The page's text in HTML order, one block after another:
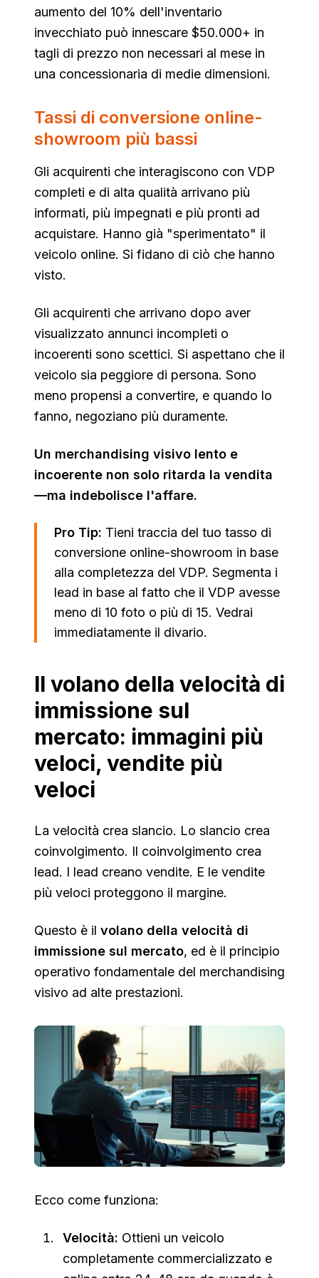
aumento del 10% dell'inventario
invecchiato può innescare $50.000+ in
tagli di prezzo non necessari al mese in
una concessionaria di medie dimensioni.
Tassi di conversione online-
showroom più bassi
Gli acquirenti che interagiscono con VDP
completi e di alta qualità arrivano più
informati, più impegnati e più pronti ad
acquistare. Hanno già "sperimentato" il
veicolo online. Si fidano di ciò che hanno
visto.
Gli acquirenti che arrivano dopo aver
visualizzato annunci incompleti o
incoerenti sono scettici. Si aspettano che il
veicolo sia peggiore di persona. Sono
meno propensi a convertire, e quando lo
fanno, negoziano più duramente.
Un merchandising visivo lento e
incoerente non solo ritarda la vendita
—ma indebolisce l'affare.
Pro Tip: Tieni traccia del tuo tasso di
conversione online-showroom in base
alla completezza del VDP. Segmenta i
lead in base al fatto che il VDP avesse
meno di 10 foto o più di 15. Vedrai
immediatamente il divario.
Il volano della velocità di
immissione sul
mercato: immagini più
veloci, vendite più
veloci
La velocità crea slancio. Lo slancio crea
coinvolgimento. Il coinvolgimento crea
lead. I lead creano vendite. E le vendite
più veloci proteggono il margine.
Questo è il volano della velocità di
immissione sul mercato, ed è il principio
operativo fondamentale del merchandising
visivo ad alte prestazioni.
Ecco come funziona:
Velocità: Ottieni un veicolo
completamente commercializzato e